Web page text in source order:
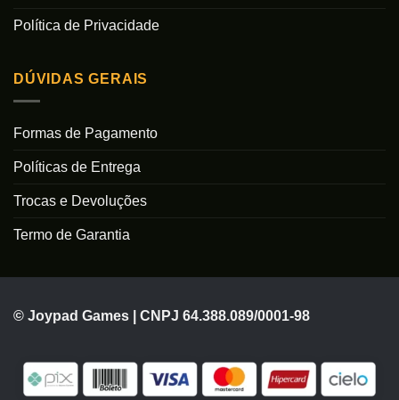
Política de Privacidade
DÚVIDAS GERAIS
Formas de Pagamento
Políticas de Entrega
Trocas e Devoluções
Termo de Garantia
© Joypad Games | CNPJ 64.388.089/0001-98